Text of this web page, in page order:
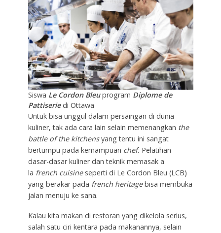
Siswa Le Cordon Bleuprogram Diplome de
Pattiseriedi Ottawa
Untuk bisa unggul dalam persaingan di dunia
kuliner, tak ada cara lain selain memenangkan the
battle of the kitchensyang tentu ini sangat
bertumpu pada kemampuan chef. Pelatihan
dasar-dasar kuliner dan teknik memasak a
la french cuisineseperti di Le Cordon Bleu (LCB)
yang berakar pada french heritagebisa membuka
jalan menuju ke sana.
Kalau kita makan di restoran yang dikelola serius,
salah satu ciri kentara pada makanannya, selain